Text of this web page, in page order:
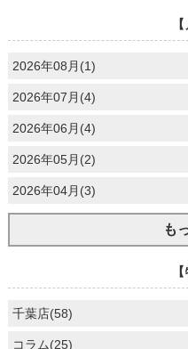
2026年08月(1)
2026年07月(4)
2026年06月(4)
2026年05月(2)
2026年04月(3)
も
千葉店(58)
コラム(25)